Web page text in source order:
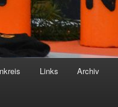
Links Archiv